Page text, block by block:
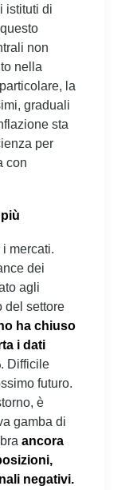
istituti di
non
nella
la
graduali
sta
per
con
mercati.
dei
agli
del settore
ha chiuso
i dati
. Difficile
futuro.
è
gamba di
ancora
negativi.